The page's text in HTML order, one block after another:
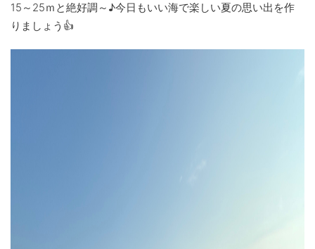
15～25ｍと絶好調～♪今日もいい海で楽しい夏の思い出を作
りましょう👍